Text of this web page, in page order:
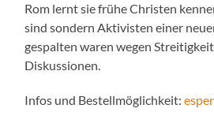
Rom lernt sie frühe Christen
sind sondern Aktivisten einer
gespalten waren wegen
Diskussionen.
Infos und Bestellmöglichkeit: